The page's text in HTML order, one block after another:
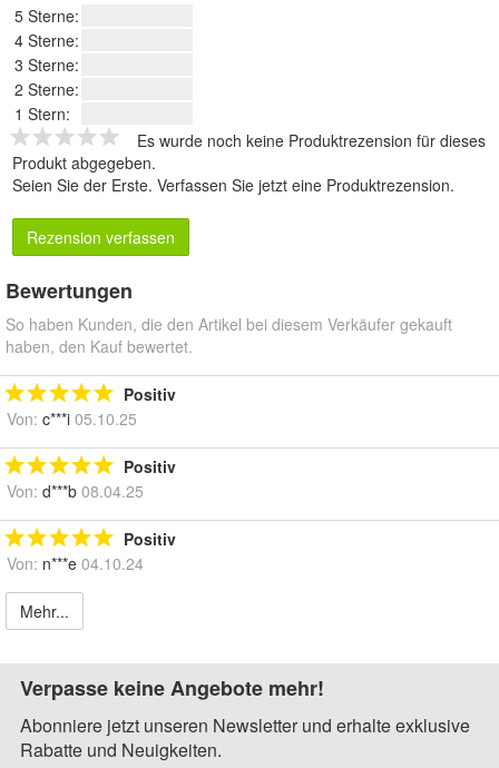
5 Sterne:
4 Sterne:
3 Sterne:
2 Sterne:
1 Stern:
Es wurde noch keine Produktrezension für dieses
Produkt abgegeben.
Seien Sie der Erste. Verfassen Sie jetzt eine Produktrezension.
Rezension verfassen
Bewertungen
So haben Kunden, die den Artikel bei diesem Verkäufer gekauft
haben, den Kauf bewertet.
Positiv
Von: c***i 05.10.25
Positiv
Von: d***b 08.04.25
Positiv
Von: n***e 04.10.24
Mehr...
Verpasse keine Angebote mehr!
Abonniere jetzt unseren Newsletter und erhalte exklusive
Rabatte und Neuigkeiten.